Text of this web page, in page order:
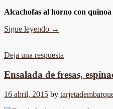
Alcachofas al horno con quinoa
Sigue leyendo →
Deja una respuesta
Ensalada de fresas,
16 abril, 2015 by